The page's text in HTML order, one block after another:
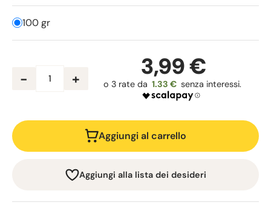
100 gr
- + 3,99 €
1.33 €
Aggiungi al carrello
Aggiungi alla lista dei desideri